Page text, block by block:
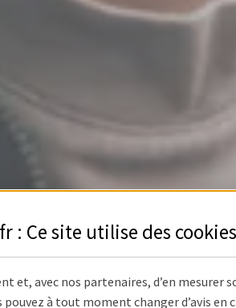
: Ce site utilise des cookies
avec nos partenaires, d’en mesurer
pouvez à tout moment changer d’avis en